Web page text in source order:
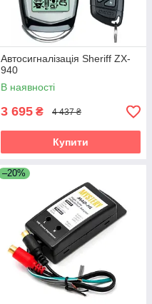
Автосигналізація Sheriff ZX-
940
В наявності
3 695 ₴ 4 437 ₴
Купити
–20%